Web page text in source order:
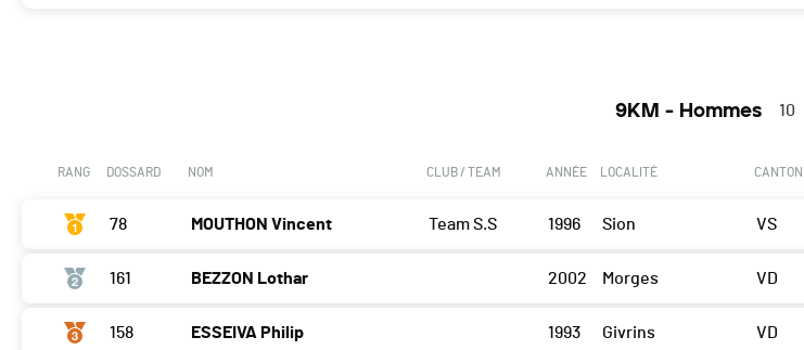
9KM - Hommes 10
RANG DOSSARD NOM CLUB / TEAM ANNÉE LOCALITÉ CANTON
78 MOUTHON Vincent Team S.S 1996 Sion VS
161 BEZZON Lothar 2002 Morges VD
158 ESSEIVA Philip 1993 Givrins VD